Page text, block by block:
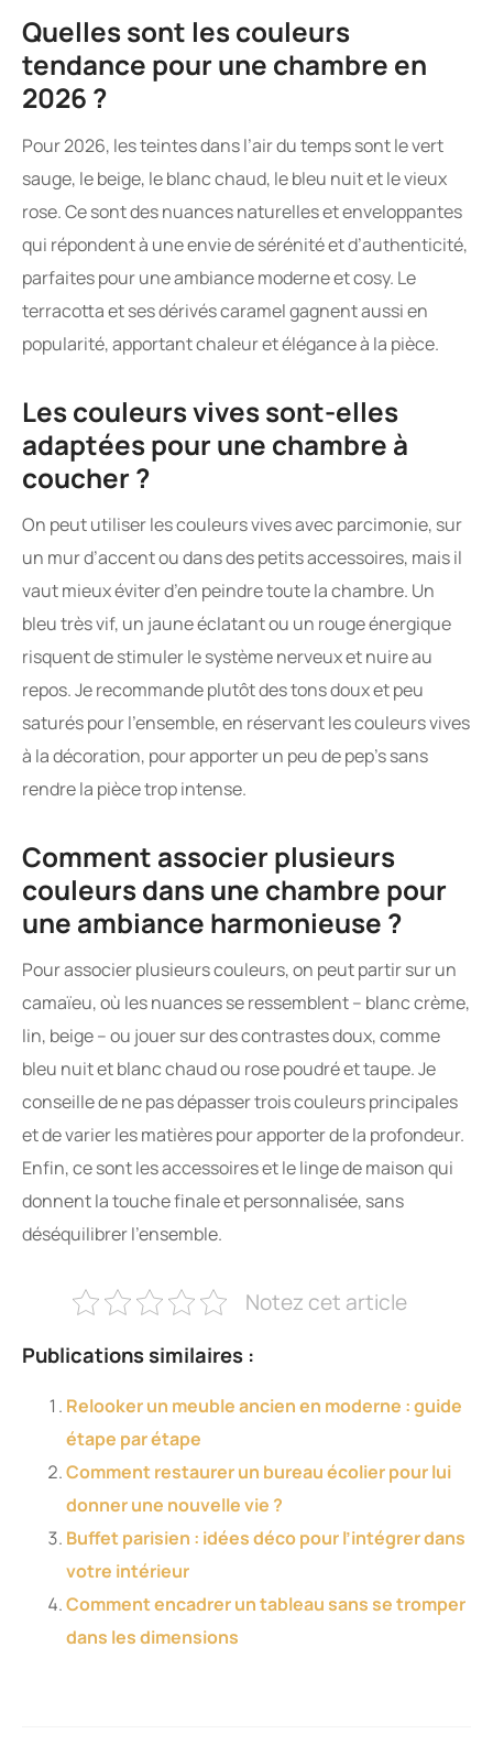
Quelles sont les couleurs
tendance pour une chambre en
2026 ?
Pour 2026, les teintes dans l’air du temps sont le vert
sauge, le beige, le blanc chaud, le bleu nuit et le vieux
rose. Ce sont des nuances naturelles et enveloppantes
qui répondent à une envie de sérénité et d’authenticité,
parfaites pour une ambiance moderne et cosy. Le
terracotta et ses dérivés caramel gagnent aussi en
popularité, apportant chaleur et élégance à la pièce.
Les couleurs vives sont-elles
adaptées pour une chambre à
coucher ?
On peut utiliser les couleurs vives avec parcimonie, sur
un mur d’accent ou dans des petits accessoires, mais il
vaut mieux éviter d’en peindre toute la chambre. Un
bleu très vif, un jaune éclatant ou un rouge énergique
risquent de stimuler le système nerveux et nuire au
repos. Je recommande plutôt des tons doux et peu
saturés pour l’ensemble, en réservant les couleurs vives
à la décoration, pour apporter un peu de pep’s sans
rendre la pièce trop intense.
Comment associer plusieurs
couleurs dans une chambre pour
une ambiance harmonieuse ?
Pour associer plusieurs couleurs, on peut partir sur un
camaïeu, où les nuances se ressemblent – blanc crème,
lin, beige – ou jouer sur des contrastes doux, comme
bleu nuit et blanc chaud ou rose poudré et taupe. Je
conseille de ne pas dépasser trois couleurs principales
et de varier les matières pour apporter de la profondeur.
Enfin, ce sont les accessoires et le linge de maison qui
donnent la touche finale et personnalisée, sans
déséquilibrer l’ensemble.
Notez cet article
Publications similaires :
Relooker un meuble ancien en moderne : guide
étape par étape
Comment restaurer un bureau écolier pour lui
donner une nouvelle vie ?
Buffet parisien : idées déco pour l’intégrer dans
votre intérieur
Comment encadrer un tableau sans se tromper
dans les dimensions